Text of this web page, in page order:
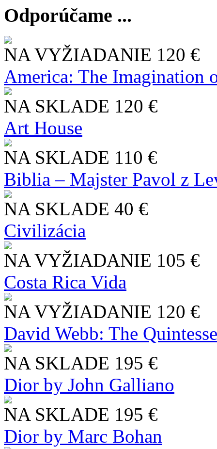
Odporúčame ...
NA VYŽIADANIE 120 €
America: The Imagination
NA SKLADE 120 €
Art House
NA SKLADE 110 €
Biblia – Majster Pavol z
NA SKLADE 40 €
Civilizácia
NA VYŽIADANIE 105 €
Costa Rica Vida
NA VYŽIADANIE 120 €
David Webb: The
NA SKLADE 195 €
Dior by John Galliano
NA SKLADE 195 €
Dior by Marc Bohan